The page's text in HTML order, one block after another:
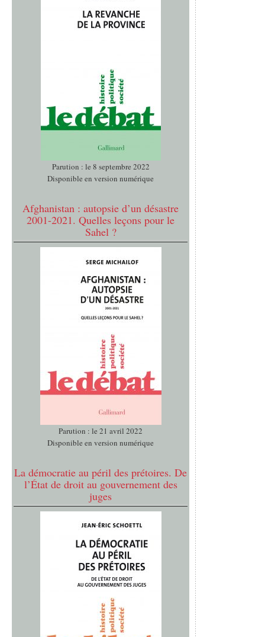
Parution : le 8 septembre 2022
Disponible en version numérique
Afghanistan : autopsie d’un désastre
2001-2021. Quelles leçons pour le
Sahel ?
Parution : le 21 avril 2022
Disponible en version numérique
La démocratie au péril des prétoires. De
l’État de droit au gouvernement des
juges